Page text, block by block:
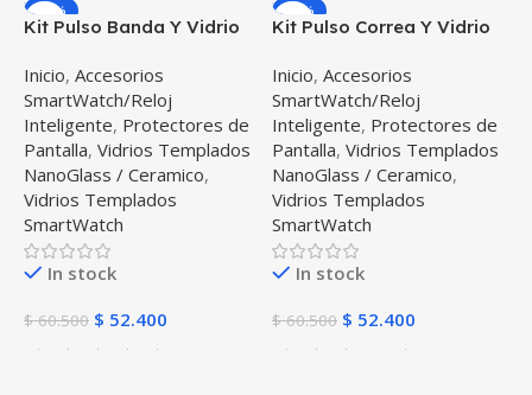
-13%
Kit Pulso Banda Y Vidrio
Protector Para Reloj
Huawei Gt2 42mm
Inicio, Accesorios
SmartWatch/Reloj
Inteligente, Protectores de
Pantalla, Vidrios Templados
NanoGlass / Ceramico,
Vidrios Templados
SmartWatch
In stock
$60.500 $ 52.400
-13%
Kit Pulso Correa Y Vidrio
Protector Para Reloj
Samsung Galaxy Active 2
44mm
Inicio, Accesorios
SmartWatch/Reloj
Inteligente, Protectores de
Pantalla, Vidrios Templados
NanoGlass / Ceramico,
Vidrios Templados
SmartWatch
In stock
$60.500 $ 52.400